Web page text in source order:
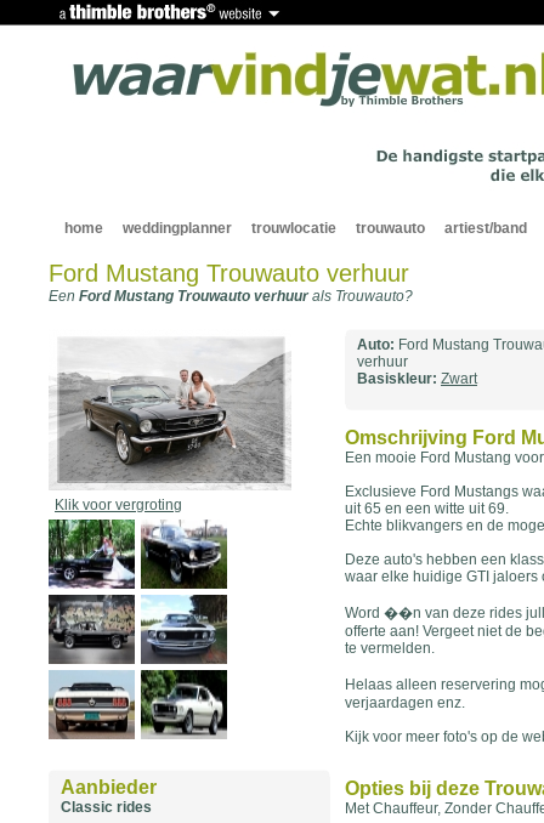
home weddingplanner trouwlocatie trouwauto artiest/band
Ford Mustang Trouwauto verhuur
Een Ford Mustang Trouwauto verhuurals Trouwauto?
Klik voor vergroting
Aanbieder
Classic rides
Auto: Ford Mustang
verhuur
Basiskleur: Zwart
Omschrijving Ford
Een mooie Ford Mustang
Exclusieve Ford Mustangs
uit 65 en een witte uit 69.
Echte blikvangers en de
Deze auto's hebben een
waar elke huidige GTI jaloers
Word ��n van deze rides
offerte aan! Vergeet niet de
te vermelden.
Helaas alleen reservering
verjaardagen enz.
Kijk voor meer foto's op de
Opties bij deze
Met Chauffeur, Zonder